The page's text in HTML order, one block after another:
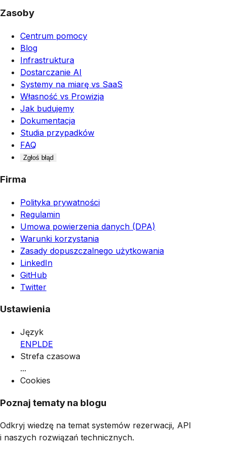
Zasoby
Centrum pomocy
Blog
Infrastruktura
Dostarczanie AI
Systemy na miarę vs SaaS
Własność vs Prowizja
Jak budujemy
Dokumentacja
Studia przypadków
FAQ
Zgłoś błąd
Firma
Polityka prywatności
Regulamin
Umowa powierzenia danych (DPA)
Warunki korzystania
Zasady dopuszczalnego użytkowania
LinkedIn
GitHub
Twitter
Ustawienia
Język
ENPLDE
Strefa czasowa
...
Cookies
Poznaj tematy na blogu
Odkryj wiedzę na temat systemów rezerwacji, API
i naszych rozwiązań technicznych.